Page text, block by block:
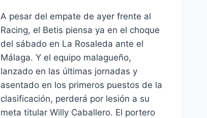
A pesar del empate de ayer frente al
Racing, el Betis piensa ya en el choque
del sábado en La Rosaleda ante el
Málaga. Y el equipo malagueño,
lanzado en las últimas jornadas y
asentado en los primeros puestos de la
clasificación, perderá por lesión a su
meta titular Willy Caballero. El portero